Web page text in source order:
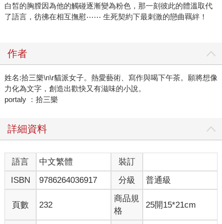
白皙的胸膛因為他的觸碰逐漸變為粉色，那一刻彼此的體溫取代
了語言，彷彿在相互撫慰⋯⋯ 生死契約下最刺激的戀曲羈絆！
作者
姓名:拾三樂\n\r貓派女子。熱愛藝術、寫作與喝下午茶。願將想像
力化為文字，創造出歡快又有滋味的小說。
portaly ：拾三樂
詳細資料
語言 中文繁體
裝訂
ISBN
9786264036917 分級 普通級
頁數 232
商品規
格
25開15*21cm